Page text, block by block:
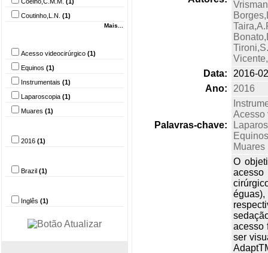
Coutinho,L.N. (1)
Mais...
Acesso videocirúrgico (1)
Equinos (1)
Instrumentais (1)
Laparoscopia (1)
Muares (1)
2016 (1)
Brazil (1)
Inglês (1)
Data:
2016-
Ano:
2016
Palavras-chave:
Acesso
Equinos
Muares
O
acesso
ser